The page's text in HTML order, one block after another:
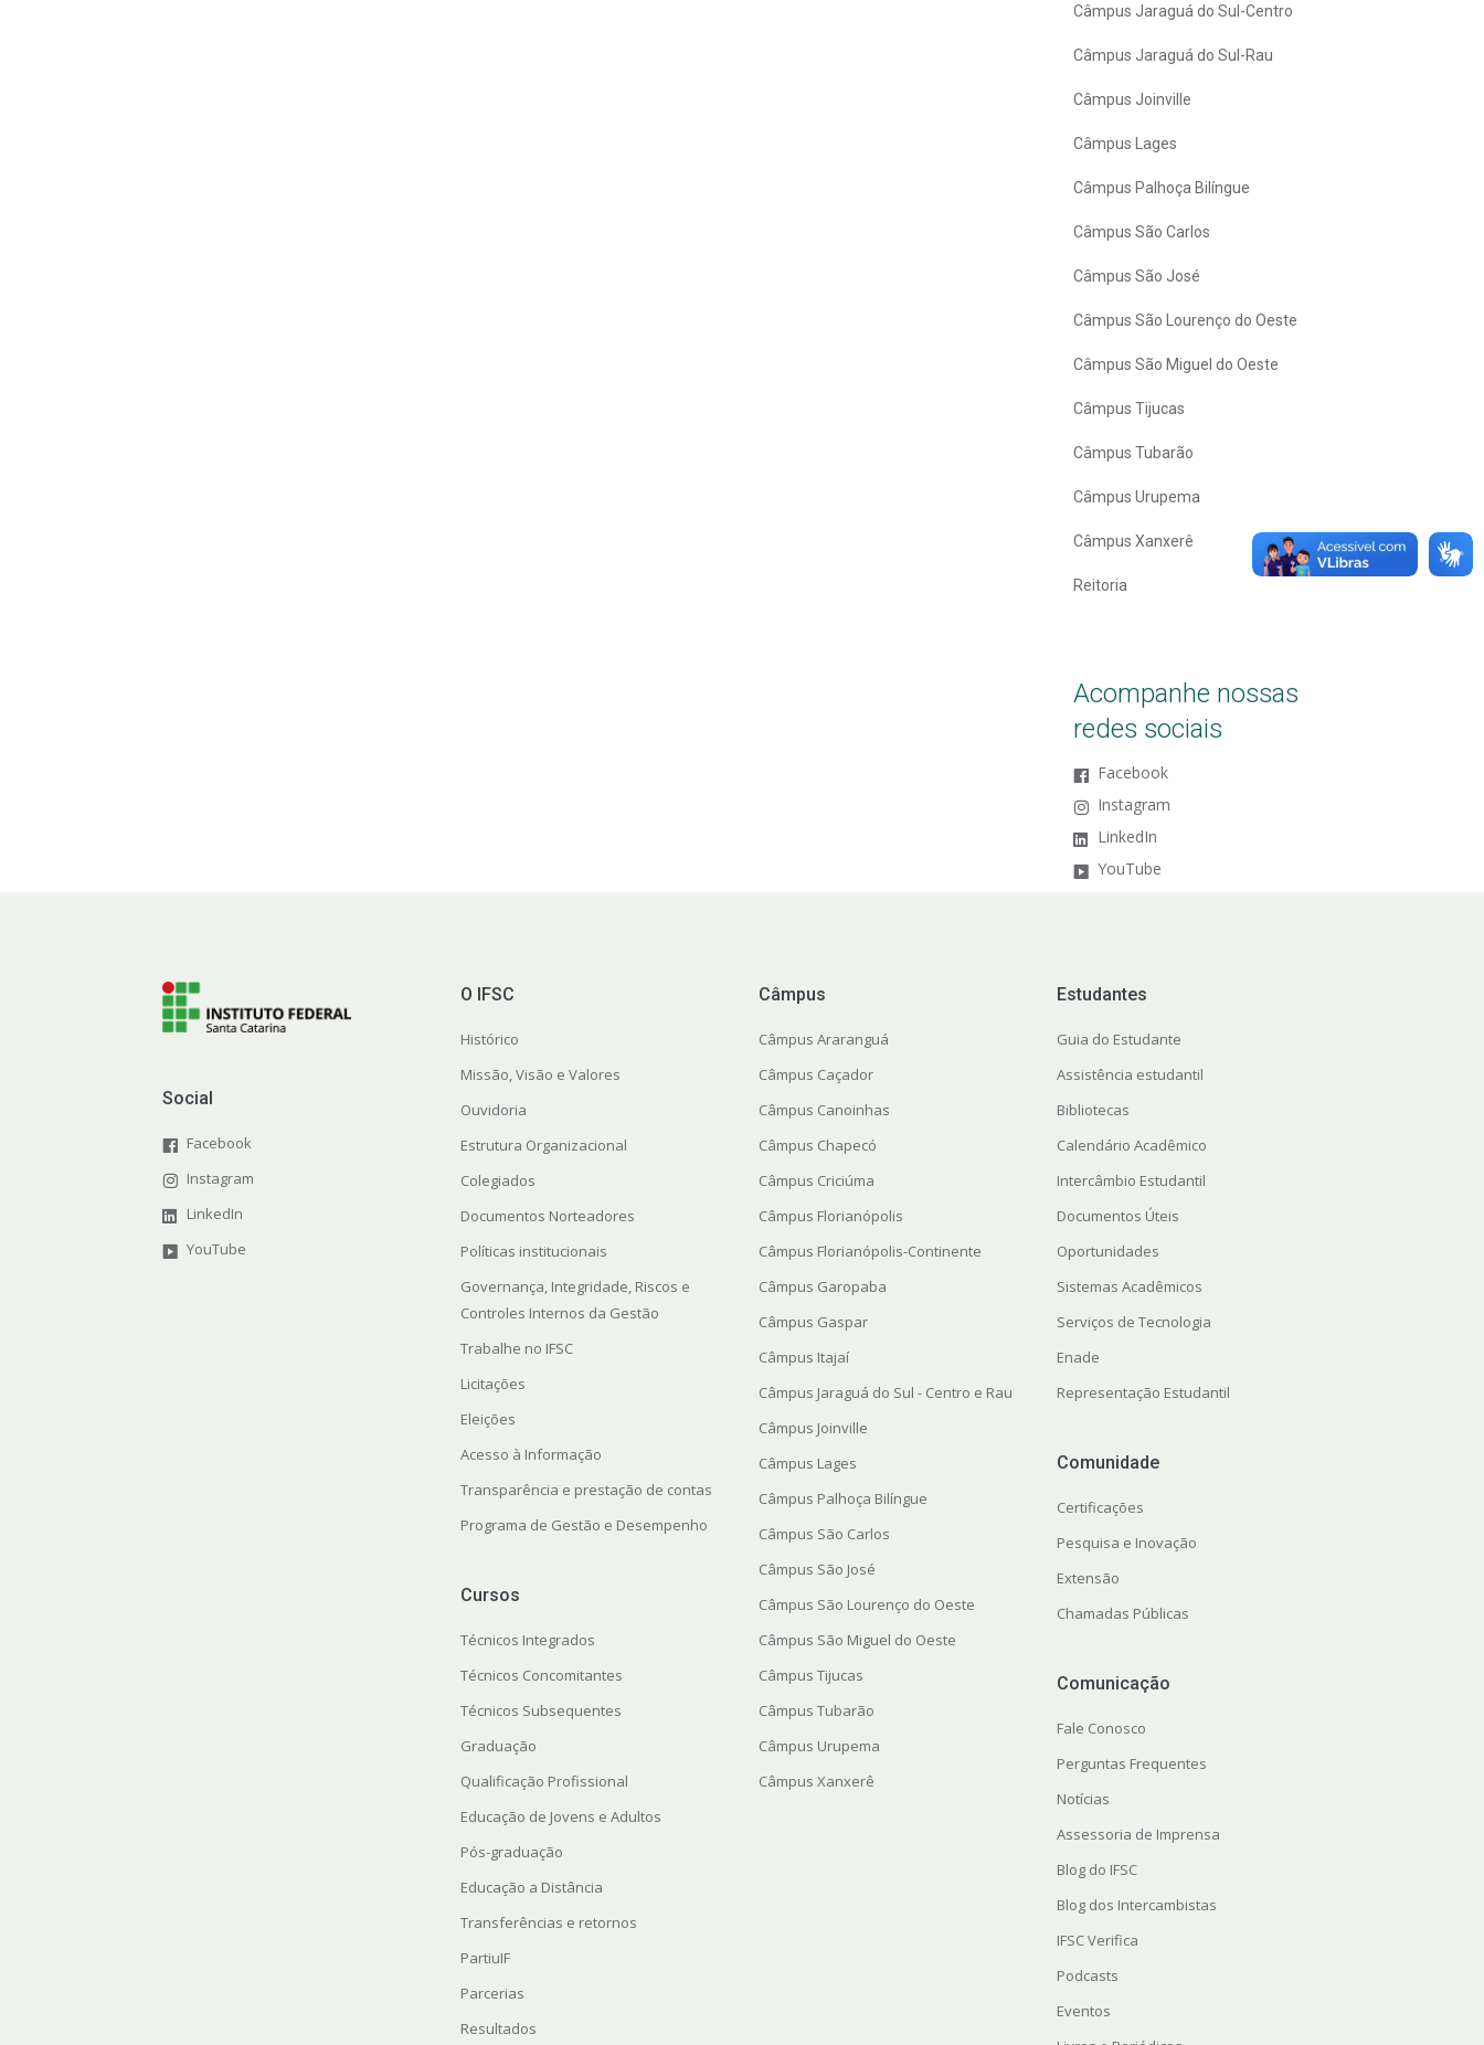
Câmpus Jaraguá do Sul-Centro
Câmpus Jaraguá do Sul-Rau
Câmpus Joinville
Câmpus Lages
Câmpus Palhoça Bilíngue
Câmpus São Carlos
Câmpus São José
Câmpus São Lourenço do Oeste
Câmpus São Miguel do Oeste
Câmpus Tijucas
Câmpus Tubarão
Câmpus Urupema
Câmpus Xanxerê
Reitoria
Acompanhe nossas
redes sociais
Facebook
Instagram
LinkedIn
YouTube
Social
Facebook
Instagram
LinkedIn
YouTube
O IFSC
Histórico
Missão, Visão e Valores
Ouvidoria
Estrutura Organizacional
Colegiados
Documentos Norteadores
Políticas institucionais
Governança, Integridade, Riscos e
Controles Internos da Gestão
Trabalhe no IFSC
Licitações
Eleições
Acesso à Informação
Transparência e prestação de contas
Programa de Gestão e Desempenho
Cursos
Técnicos Integrados
Técnicos Concomitantes
Técnicos Subsequentes
Graduação
Qualificação Profissional
Educação de Jovens e Adultos
Pós-graduação
Educação a Distância
Transferências e retornos
PartiuIF
Parcerias
Resultados
Câmpus
Câmpus Araranguá
Câmpus Caçador
Câmpus Canoinhas
Câmpus Chapecó
Câmpus Criciúma
Câmpus Florianópolis
Câmpus Florianópolis-Continente
Câmpus Garopaba
Câmpus Gaspar
Câmpus Itajaí
Câmpus Jaraguá do Sul - Centro e Rau
Câmpus Joinville
Câmpus Lages
Câmpus Palhoça Bilíngue
Câmpus São Carlos
Câmpus São José
Câmpus São Lourenço do Oeste
Câmpus São Miguel do Oeste
Câmpus Tijucas
Câmpus Tubarão
Câmpus Urupema
Câmpus Xanxerê
Estudantes
Guia do Estudante
Assistência estudantil
Bibliotecas
Calendário Acadêmico
Intercâmbio Estudantil
Documentos Úteis
Oportunidades
Sistemas Acadêmicos
Serviços de Tecnologia
Enade
Representação Estudantil
Comunidade
Certificações
Pesquisa e Inovação
Extensão
Chamadas Públicas
Comunicação
Fale Conosco
Perguntas Frequentes
Notícias
Assessoria de Imprensa
Blog do IFSC
Blog dos Intercambistas
IFSC Verifica
Podcasts
Eventos